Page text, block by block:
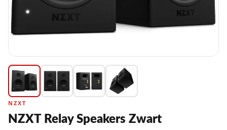
NZXT
NZXT Relay Speakers Zwart